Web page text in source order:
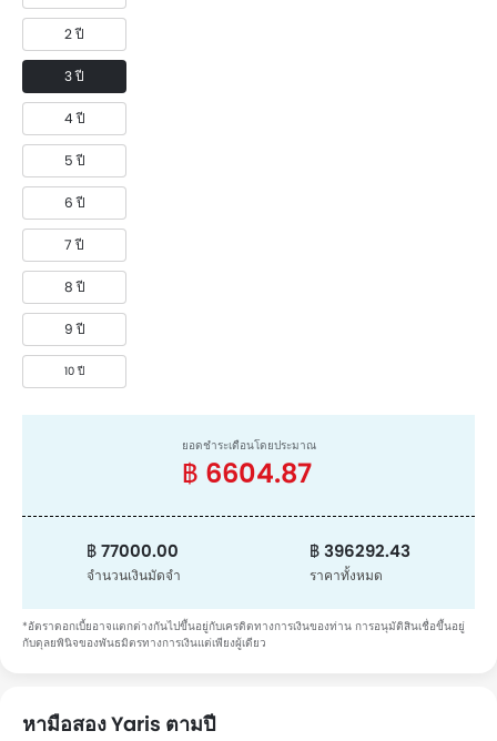
2 ปี
3 ปี
4 ปี
5 ปี
6 ปี
7 ปี
8 ปี
9 ปี
10 ปี
ยอดชำระเดือนโดยประมาณ
฿ 6604.87
฿ 77000.00
จำนวนเงินมัดจำ
฿ 396292.43
ราคาทั้งหมด
*อัตราดอกเบี้ยอาจแตกต่างกันไปขึ้นอยู่กับเครดิตทางการเงินของท่าน การอนุมัติสินเชื่อขึ้นอยู่
กับดุลยพินิจของพันธมิตรทางการเงินแต่เพียงผู้เดียว
หามือสอง Yaris ตามปี